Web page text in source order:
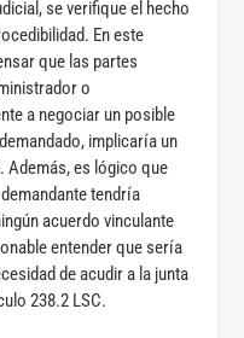
se verifique el hecho
En este
que las partes
o
a negociar un posible
implicaría un
Además, es lógico que
tendría
acuerdo vinculante
entender que sería
de acudir a la junta
238.2 LSC.